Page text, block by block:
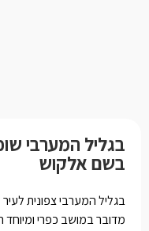
בגליל המערבי
בשם אלקוש
בגליל המערבי צפונית
מדובר במושב כפרי ומיוחד